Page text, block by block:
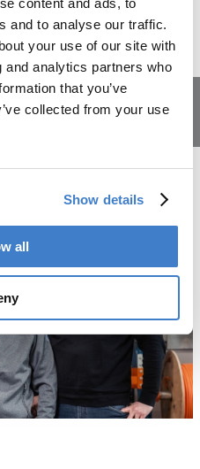
content and ads, to
and to analyse our traffic.
your use of our site with
analytics partners who
that you’ve
collected from your use
Show details
all
Personalrestaurant
Sport an der frischen Luft
unserem kleinen Fitness-